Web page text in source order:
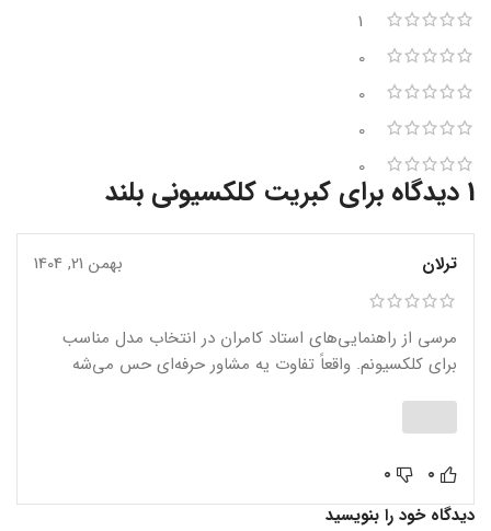
1
0
0
0
0
1 دیدگاه برای کبریت کلکسیونی بلند
ترلان بهمن 21, 1404
مرسی از راهنمایی‌های استاد کامران در انتخاب مدل مناسب
برای کلکسیونم. واقعاً تفاوت یه مشاور حرفه‌ای حس می‌شه
0
0
دیدگاه خود را بنویسید